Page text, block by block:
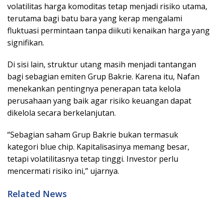
volatilitas harga komoditas tetap menjadi risiko utama,
terutama bagi batu bara yang kerap mengalami
fluktuasi permintaan tanpa diikuti kenaikan harga yang
signifikan.
Di sisi lain, struktur utang masih menjadi tantangan
bagi sebagian emiten Grup Bakrie. Karena itu, Nafan
menekankan pentingnya penerapan tata kelola
perusahaan yang baik agar risiko keuangan dapat
dikelola secara berkelanjutan.
“Sebagian saham Grup Bakrie bukan termasuk
kategori blue chip. Kapitalisasinya memang besar,
tetapi volatilitasnya tetap tinggi. Investor perlu
mencermati risiko ini,” ujarnya.
Related News